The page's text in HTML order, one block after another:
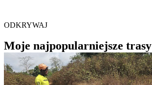
ODKRYWAJ
Moje najpopularniejsze trasy